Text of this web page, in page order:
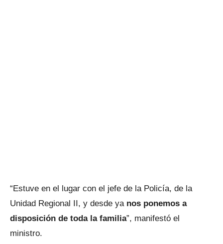
“Estuve en el lugar con el jefe de la Policía, de la
Unidad Regional II, y desde ya nos ponemos a
disposición de toda la familia”, manifestó el
ministro.